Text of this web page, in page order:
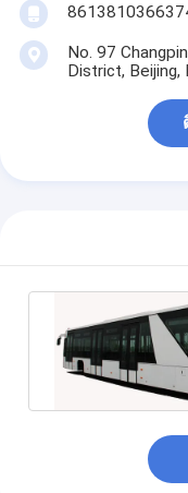
No. 97
District, Beijing,